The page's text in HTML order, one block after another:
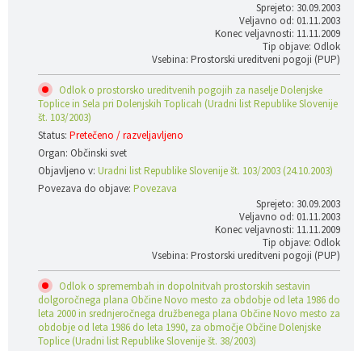
Sprejeto: 30.09.2003
Veljavno od: 01.11.2003
Konec veljavnosti: 11.11.2009
Tip objave: Odlok
Vsebina: Prostorski ureditveni pogoji (PUP)
Odlok o prostorsko ureditvenih pogojih za naselje Dolenjske
Toplice in Sela pri Dolenjskih Toplicah (Uradni list Republike Slovenije
št. 103/2003)
Status: Pretečeno / razveljavljeno
Organ: Občinski svet
Objavljeno v: Uradni list Republike Slovenije št. 103/2003 (24.10.2003)
Povezava do objave: Povezava
Sprejeto: 30.09.2003
Veljavno od: 01.11.2003
Konec veljavnosti: 11.11.2009
Tip objave: Odlok
Vsebina: Prostorski ureditveni pogoji (PUP)
Odlok o spremembah in dopolnitvah prostorskih sestavin
dolgoročnega plana Občine Novo mesto za obdobje od leta 1986 do
leta 2000 in srednjeročnega družbenega plana Občine Novo mesto za
obdobje od leta 1986 do leta 1990, za območje Občine Dolenjske
Toplice (Uradni list Republike Slovenije št. 38/2003)